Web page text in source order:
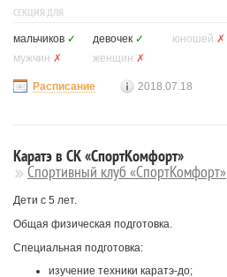
СЕКЦИЯ ДЛЯ
мальчиков ✓ девочек ✓ юношей ✗
мужчин ✗ женщин ✗
Расписание 2018.07.18
Каратэ в СК «СпортКомфорт»
Спортивный клуб «СпортКомфорт»
Дети с 5 лет.
Общая физическая подготовка.
Специальная подготовка:
изучение техники каратэ-до;